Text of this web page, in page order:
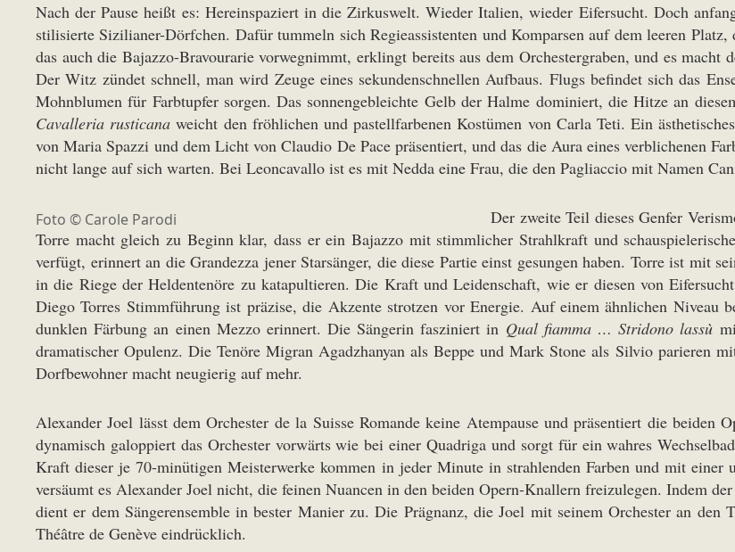
Nach der Pause heißt es: Hereinspaziert in die Zirkuswelt. Wieder Italien, wieder Eifersucht. Doch
stilisierte Sizilianer-Dörfchen. Dafür tummeln sich Regieassistenten und Komparsen auf dem leeren
das auch die Bajazzo-Bravourarie vorwegnimmt, erklingt bereits aus dem Orchestergraben, und es macht
Der Witz zündet schnell, man wird Zeuge eines sekundenschnellen Aufbaus. Flugs befindet sich das
Mohnblumen für Farbtupfer sorgen. Das sonnengebleichte Gelb der Halme dominiert, die Hitze an
Cavalleria rusticana weicht den fröhlichen und pastellfarbenen Kostümen von Carla Teti. Ein
von Maria Spazzi und dem Licht von Claudio De Pace präsentiert, und das die Aura eines verblichenen
nicht lange auf sich warten. Bei Leoncavallo ist es mit Nedda eine Frau, die den Pagliaccio mit Namen
Foto © Carole Parodi
Der zweite Teil dieses Genfer
Torre macht gleich zu Beginn klar, dass er ein Bajazzo mit stimmlicher Strahlkraft und
verfügt, erinnert an die Grandezza jener Starsänger, die diese Partie einst gesungen haben. Torre ist mit
in die Riege der Heldentenöre zu katapultieren. Die Kraft und Leidenschaft, wie er diesen von
Diego Torres Stimmführung ist präzise, die Akzente strotzen vor Energie. Auf einem ähnlichen Niveau
dunklen Färbung an einen Mezzo erinnert. Die Sängerin fasziniert in Qual fiamma … Stridono lassù
dramatischer Opulenz. Die Tenöre Migran Agadzhanyan als Beppe und Mark Stone als Silvio parieren
Dorfbewohner macht neugierig auf mehr.
Alexander Joel lässt dem Orchester de la Suisse Romande keine Atempause und präsentiert die
dynamisch galoppiert das Orchester vorwärts wie bei einer Quadriga und sorgt für ein wahres
Kraft dieser je 70-minütigen Meisterwerke kommen in jeder Minute in strahlenden Farben und mit einer
versäumt es Alexander Joel nicht, die feinen Nuancen in den beiden Opern-Knallern freizulegen. Indem
dient er dem Sängerensemble in bester Manier zu. Die Prägnanz, die Joel mit seinem Orchester an
Théâtre de Genève eindrücklich.